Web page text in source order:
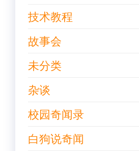
技术教程
故事会
未分类
杂谈
校园奇闻录
白狗说奇闻